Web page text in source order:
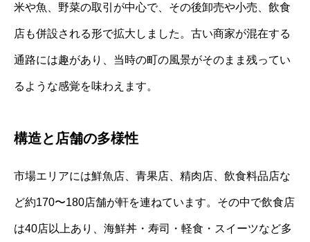
米や魚、野菜の取引が中心で、その後卸売や小売、飲食
店も併設される形で拡大しました。古い商家が混在する
通路には趣があり、当時の町の風景がそのまま残ってい
るような感覚を味わえます。
構造と店舗の多様性
市場エリアには鮮魚店、青果店、精肉店、飲食料品店な
ど約170〜180店舗が軒を連ねています。その中で飲食店
は40店以上あり、海鮮丼・寿司・軽食・スイーツなど多